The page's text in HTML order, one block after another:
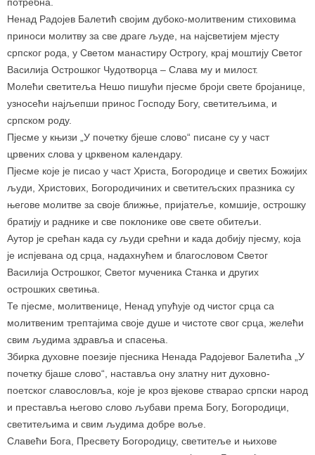
Ненад Радојев Балетић својим дубоко-молитвеним стиховима
приноси молитву за све драге људе, на најсветијем мјесту
српског рода, у Светом манастиру Острогу, крај моштију Светог
Василија Острошког Чудотворца – Слава му и милост.
Молећи светитеља Нешо пишући пјесме броји свете бројанице,
узносећи најљепши принос Господу Богу, светитељима, и
српском роду.
Пјесме у књизи „У почетку бјеше слово“ писане су у част
црвених слова у црквеном календару.
Пјесме које је писао у част Христа, Богородице и светих Божијих
људи, Христових, Богородичиних и светитељских празника су
његове молитве за своје ближње, пријатеље, комшије, острошку
братију и раднике и све поклонике ове свете обитељи.
Аутор је срећан када су људи срећни и када добију пјесму, која
је испјевана од срца, надахнућем и благословом Светог
Василија Острошког, Светог мученика Станка и других
острошких светиња.
Те пјесме, молитвенице, Ненад упућује од чистог срца са
молитвеним трептајима своје душе и чистоте свог срца, желећи
свим људима здравља и спасења.
Збирка духовне поезије пјесника Ненада Радојевог Балетића „У
почетку бјаше слово“, наставља ону златну нит духовно-
поетског славословља, које је кроз вјекове стварао српски народ
и преставља његово слово љубави према Богу, Богородици,
светитељима и свим људима добре воље.
Славећи Бога, Пресвету Богородицу, светитеље и њихове